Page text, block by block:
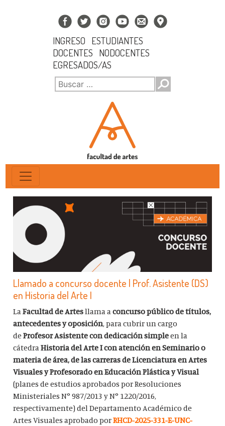
INGRESO
ESTUDIANTES
DOCENTES
NODOCENTES
EGRESADOS/AS
Llamado a concurso docente | Prof. Asistente (DS)
en Historia del Arte I
LaFacultad de Artesllama aconcurso público de títulos,
antecedentes y oposición, para cubrir un cargo
deProfesor Asistente con dedicación simpleen la
cátedraHistoria del Arte I con atención en Seminario o
materia de área, de las carreras de Licenciatura en Artes
Visuales y Profesorado en Educación Plástica y Visual
(planes de estudios aprobados por Resoluciones
Ministeriales N° 987/2013 y N° 1220/2016,
respectivamente) del Departamento Académico de
Artes Visuales aprobado porRHCD-2025-331-E-UNC-